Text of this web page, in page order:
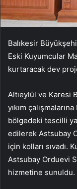
Balıkesir
Eski Kuyumcular
kurtaracak dev
Altıeylül ve Karesi
yıkım
bölgedeki tescilli
edilerek Astsubay
için kolları sıvadı.
Astsubay Orduevi
hizmetine sunuldu.